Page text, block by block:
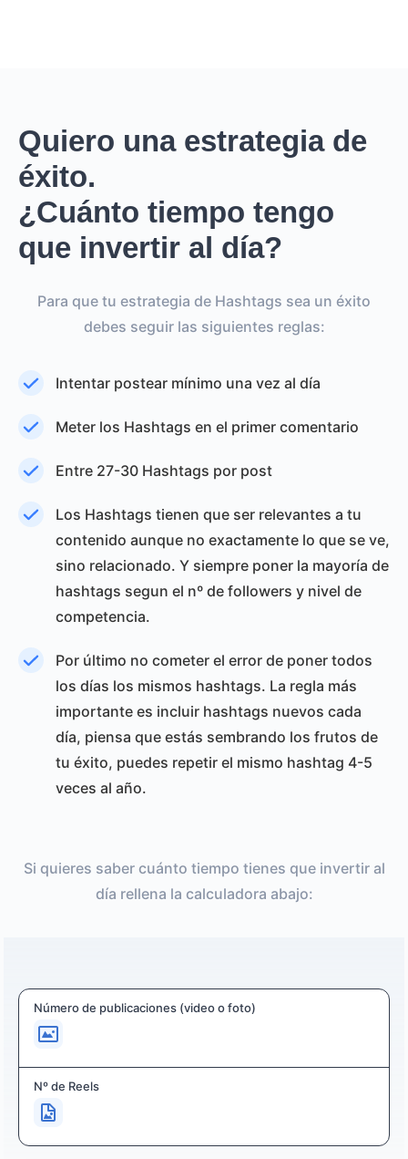
Quiero una estrategia de
éxito.
¿Cuánto tiempo tengo
que invertir al día?
Para que tu estrategia de Hashtags sea un éxito
debes seguir las siguientes reglas:
Intentar postear mínimo una vez al día
Meter los Hashtags en el primer comentario
Entre 27-30 Hashtags por post
Los Hashtags tienen que ser relevantes a tu
contenido aunque no exactamente lo que se ve,
sino relacionado. Y siempre poner la mayoría de
hashtags segun el nº de followers y nivel de
competencia.
Por último no cometer el error de poner todos
los días los mismos hashtags. La regla más
importante es incluir hashtags nuevos cada
día, piensa que estás sembrando los frutos de
tu éxito, puedes repetir el mismo hashtag 4-5
veces al año.
Si quieres saber cuánto tiempo tienes que invertir al
día rellena la calculadora abajo:
Número de publicaciones (video o foto)
Nº de Reels